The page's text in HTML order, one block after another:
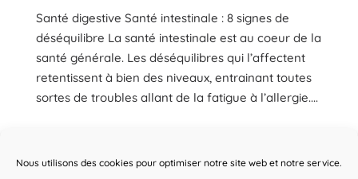
Nous utilisons des cookies pour optimiser notre site web et notre service.
Santé digestive Santé intestinale : 8 signes de
déséquilibre La santé intestinale est au coeur de la
santé générale. Les déséquilibres qui l’affectent
retentissent à bien des niveaux, entrainant toutes
sortes de troubles allant de la fatigue à l’allergie....
Mentions légales
Politique de cookies (UE)